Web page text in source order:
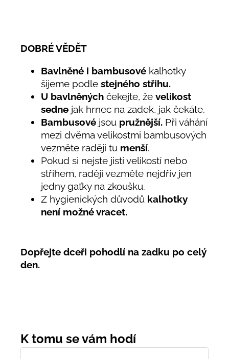
DOBRÉ VĚDĚT
Bavlněné i bambusové kalhotky
šijeme podle stejného střihu.
U bavlněných čekejte, že velikost
sedne jak hrnec na zadek, jak čekáte.
Bambusové jsou pružnější. Při váhání
mezi dvěma velikostmi bambusových
vezměte raději tu menší.
Pokud si nejste jistí velikostí nebo
střihem, raději vezměte nejdřív jen
jedny gaťky na zkoušku.
Z hygienických důvodů kalhotky
není možné vracet.
Dopřejte dceři pohodlí na zadku po celý
den.